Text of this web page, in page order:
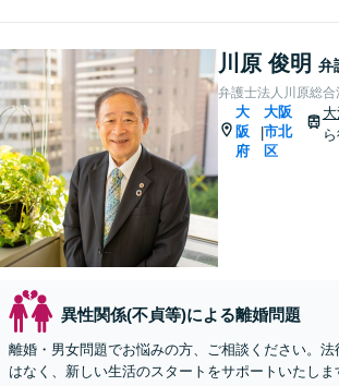
川原 俊明 弁
弁護士法人川原総
大
阪
府
|
大阪
市北
区
異性関係(不貞等)による離婚問題
離婚・男女問題でお悩みの方、ご相談ください。
はなく、新しい生活のスタートをサポートいたしま